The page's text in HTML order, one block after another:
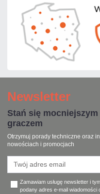
Newsletter
Stań się mocniejszym
graczem
Otrzymuj porady techniczne oraz
nowościach i promocjach
Zamawiam usługę newsletter i
podany adres e-mail wiadomości